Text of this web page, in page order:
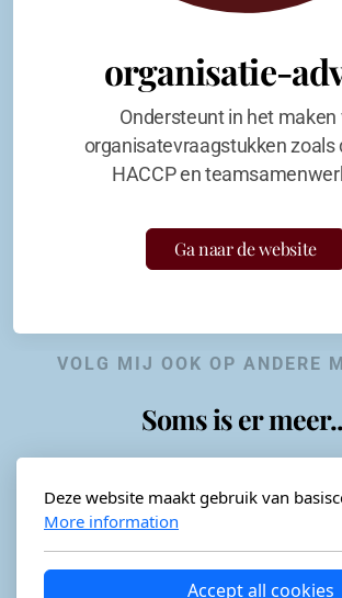
organisatie-
Ondersteunt in het maken
organisatevraagstukken zoals
HACCP en
Ga naar de website
VOLG MIJ OOK OP ANDERE
Soms is er
Horeca-advies
Deze website maakt gebruik van
More information
Accept all cookies